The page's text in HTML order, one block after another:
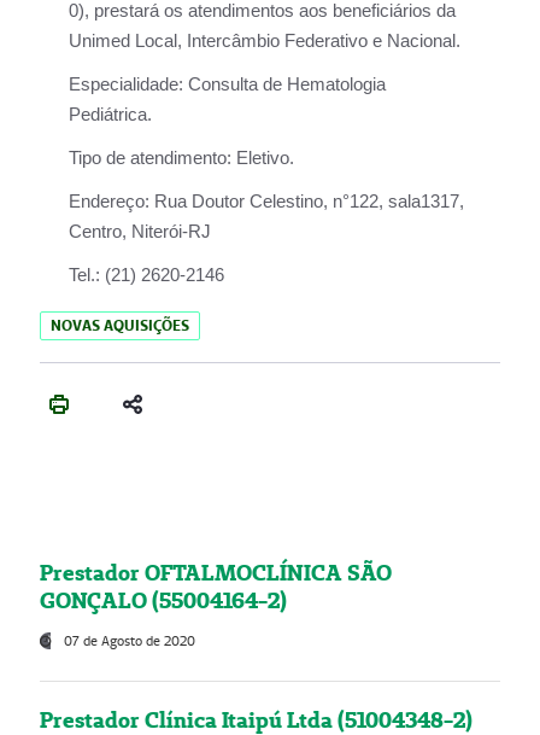
0), prestará os atendimentos aos beneficiários da
Unimed Local, Intercâmbio Federativo e Nacional.
Especialidade: Consulta de Hematologia
Pediátrica.
Tipo de atendimento: Eletivo.
Endereço: Rua Doutor Celestino, n°122, sala1317,
Centro, Niterói-RJ
Tel.: (21) 2620-2146
NOVAS AQUISIÇÕES
Prestador OFTALMOCLÍNICA SÃO
GONÇALO (55004164-2)
07 de Agosto de 2020
Prestador Clínica Itaipú Ltda (51004348-2)